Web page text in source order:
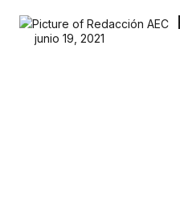
junio 19, 2021